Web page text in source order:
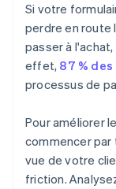
Si votre
perdre en route
passer à
effet, 87 %
processus de
Pour améliorer
commencer
vue de votre
friction.